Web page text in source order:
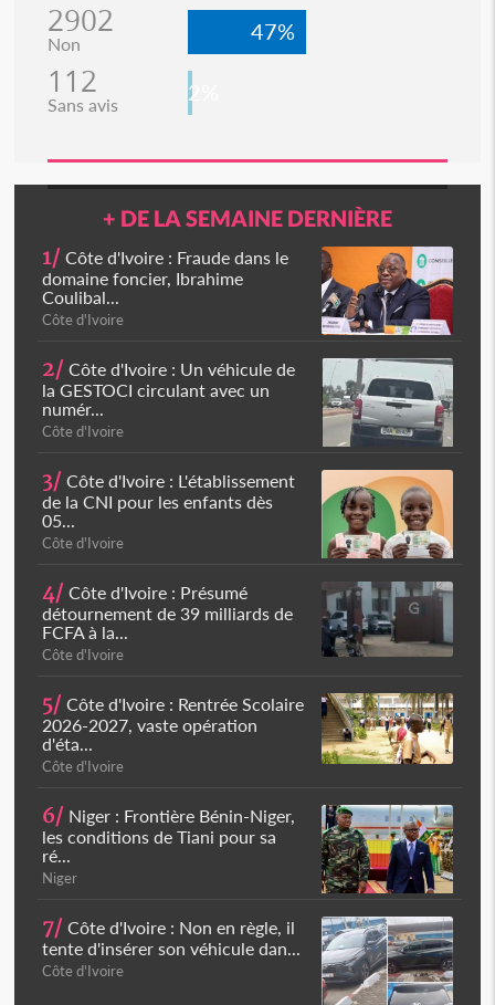
2902
Non 47%
112
Sans avis 2%
+ DE LA SEMAINE DERNIÈRE
1/ Côte d'Ivoire : Fraude dans le
domaine foncier, Ibrahime
Coulibal...
Côte d'Ivoire
2/ Côte d'Ivoire : Un véhicule de
la GESTOCI circulant avec un
numér...
Côte d'Ivoire
3/ Côte d'Ivoire : L'établissement
de la CNI pour les enfants dès
05...
Côte d'Ivoire
4/ Côte d'Ivoire : Présumé
détournement de 39 milliards de
FCFA à la...
Côte d'Ivoire
5/ Côte d'Ivoire : Rentrée Scolaire
2026-2027, vaste opération
d'éta...
Côte d'Ivoire
6/ Niger : Frontière Bénin-Niger,
les conditions de Tiani pour sa
ré...
Niger
7/ Côte d'Ivoire : Non en règle, il
tente d'insérer son véhicule dan...
Côte d'Ivoire